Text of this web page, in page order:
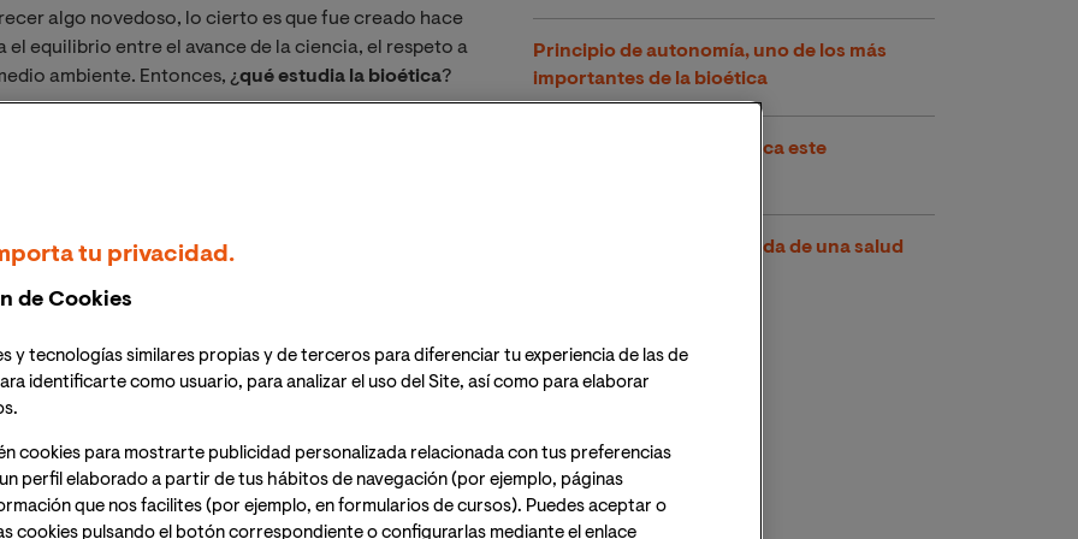
algo novedoso, lo cierto es que fue creado hace
el equilibrio entre el avance de la ciencia, el respeto a
ambiente. Entonces, ¿qué estudia la bioética?
la bioética es una disciplina
complicado.
hoy en día tenemos una calidad de vida muy
siglo. Sin embargo, para que ese avance se haya
derechos humanos e incluso se ha dañado el
Formación en
Principio de autonomía, uno de los más
importantes de la bioética
Bioeticista, ¿a qué se dedica este
La tecnología y la búsqueda de una salud
tu privacidad.
de Cookies
y tecnologías similares propias y de terceros para diferenciar tu experiencia de las de
identificarte como usuario, para analizar el uso del Site, así como para elaborar
cookies para mostrarte publicidad personalizada relacionada con tus preferencias
perfil elaborado a partir de tus hábitos de navegación (por ejemplo, páginas
que nos facilites (por ejemplo, en formularios de cursos). Puedes aceptar o
cookies pulsando el botón correspondiente o configurarlas mediante el enlace